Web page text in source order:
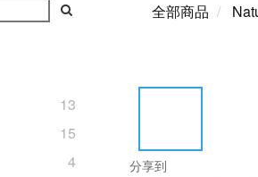
13
15
4
全部商品
分享到